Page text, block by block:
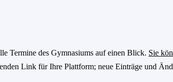
Termine des Gymnasiums auf einen Blick. Sie
Link für Ihre Plattform; neue Einträge und